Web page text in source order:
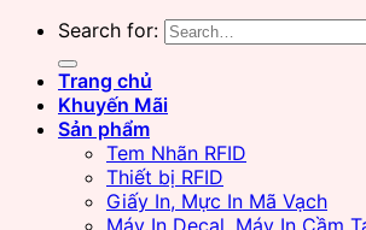
Search for:
Trang chủ
Khuyến Mãi
Sản phẩm
Tem Nhãn RFID
Thiết bị RFID
Giấy In, Mực In Mã Vạch
Máy In Decal, Máy In Cầm